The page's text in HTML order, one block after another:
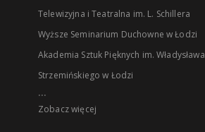
Telewizyjna i Teatralna im. L. Schillera
Wyższe Seminarium Duchowne w Łodzi
Akademia Sztuk Pięknych im. Władysława
Strzemińskiego w Łodzi
...
Zobacz więcej